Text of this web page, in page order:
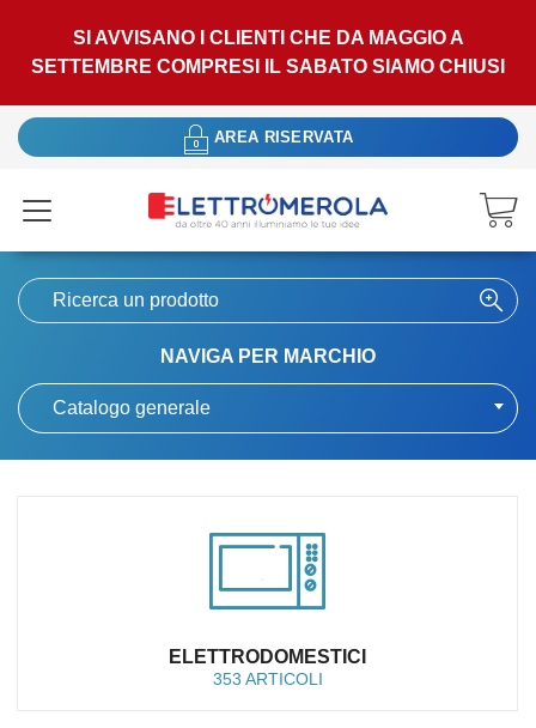
SI AVVISANO I CLIENTI CHE DA MAGGIO A
SETTEMBRE COMPRESI IL SABATO SIAMO CHIUSI
AREA RISERVATA
NAVIGA PER MARCHIO
Catalogo generale
ELETTRODOMESTICI
353 ARTICOLI